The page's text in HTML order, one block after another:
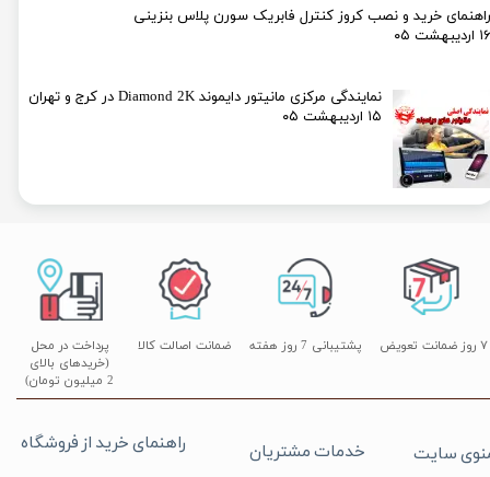
راهنمای خرید و نصب کروز کنترل فابریک سورن پلاس بنزینی
۱۶ اردیبهشت ۰۵
نمایندگی مرکزی مانیتور دایموند Diamond 2K در کرج و تهران
۱۵ اردیبهشت ۰۵
پشتیبانی 7 روز هفته
پرداخت در محل
(خریدهای بالای
2 میلیون تومان)
۷ روز ضمانت تعویض ضمانت اصالت کالا
راهنمای خرید از فروشگاه خدمات مشتریان سایت